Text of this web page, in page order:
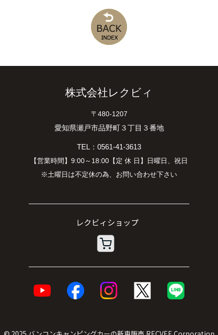
株式会社レクビィ
〒480-1207
愛知県瀬戸市品野町３丁目３番地
TEL：0561-41-3613
【営業時間】9:00～18:00【定 休 日】日曜日、祝日
※土曜日は不定休の為、お問い合わせ下さい